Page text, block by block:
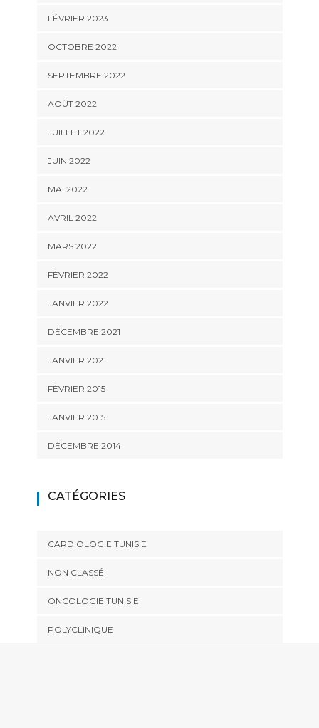
FÉVRIER 2023
OCTOBRE 2022
SEPTEMBRE 2022
AOÛT 2022
JUILLET 2022
JUIN 2022
MAI 2022
AVRIL 2022
MARS 2022
FÉVRIER 2022
JANVIER 2022
DÉCEMBRE 2021
JANVIER 2021
FÉVRIER 2015
JANVIER 2015
DÉCEMBRE 2014
CATÉGORIES
CARDIOLOGIE TUNISIE
NON CLASSÉ
ONCOLOGIE TUNISIE
POLYCLINIQUE